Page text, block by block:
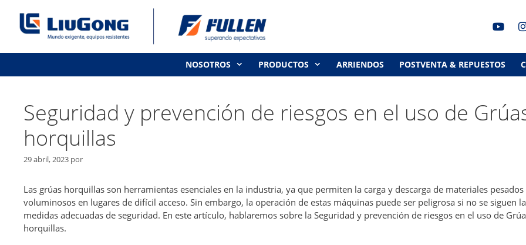
contenido
NOSOTROS PRODUCTOS ARRIENDOS POSTVENTA & REPUESTOS
Seguridad y prevención de riesgos en el uso de
horquillas
29 abril, 2023 por
Las grúas horquillas son herramientas esenciales en la industria, ya que permiten la carga y descarga de materiales pesados
voluminosos en lugares de difícil acceso. Sin embargo, la operación de estas máquinas puede ser peligrosa si no se siguen
medidas adecuadas de seguridad. En este artículo, hablaremos sobre la Seguridad y prevención de riesgos en el uso de
horquillas.